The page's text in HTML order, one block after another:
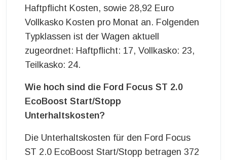
Haftpflicht Kosten, sowie 28,92 Euro
Vollkasko Kosten pro Monat an. Folgenden
Typklassen ist der Wagen aktuell
zugeordnet: Haftpflicht: 17, Vollkasko: 23,
Teilkasko: 24.
Wie hoch sind die Ford Focus ST 2.0
EcoBoost Start/Stopp
Unterhaltskosten?
Die Unterhaltskosten für den Ford Focus
ST 2.0 EcoBoost Start/Stopp betragen 372